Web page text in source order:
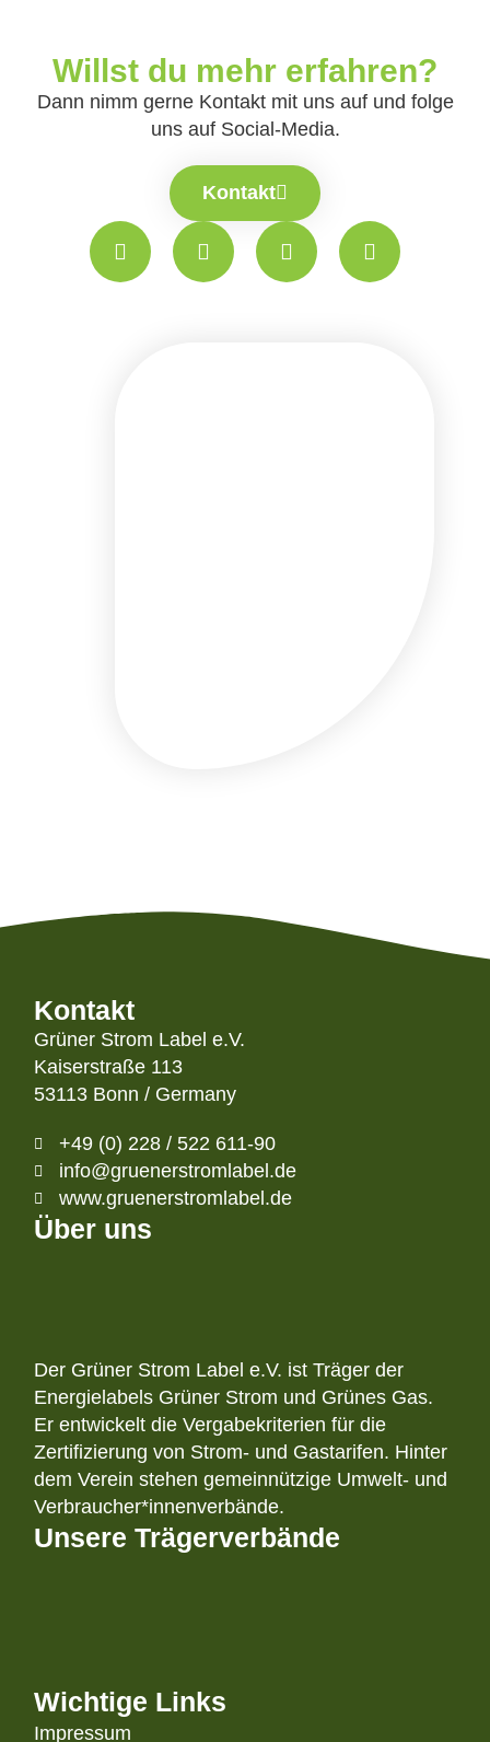
Willst du mehr erfahren?
Dann nimm gerne Kontakt mit uns auf und folge
uns auf Social-Media.
Kontakt
Kontakt
Grüner Strom Label e.V.
Kaiserstraße 113
53113 Bonn / Germany
+49 (0) 228 / 522 611-90
info@gruenerstromlabel.de
www.gruenerstromlabel.de
Über uns
Der Grüner Strom Label e.V. ist Träger der
Energielabels Grüner Strom und Grünes Gas.
Er entwickelt die Vergabekriterien für die
Zertifizierung von Strom- und Gastarifen. Hinter
dem Verein stehen gemeinnützige Umwelt- und
Verbraucher*innenverbände.
Unsere Trägerverbände
Wichtige Links
Impressum